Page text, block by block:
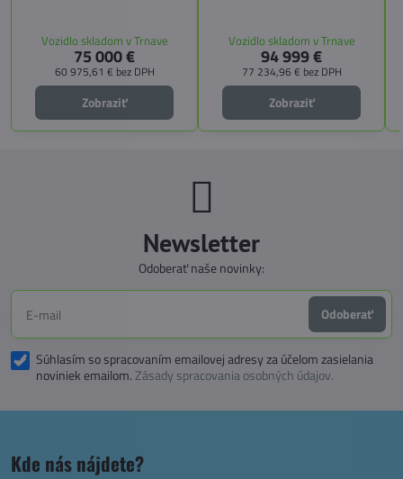
pozdĺžnemu lôžku a možnosti
doplniť predné prídavné lôžko.
Vozidlo skladom v Trnave
75 000 €
60 975,61 € bez DPH
Zobraziť
CITY, TECHNO, SICHERHEIT a
MEGA WINTER získate maximálnu
bezpečnosť, pohodlie a
technologické inovácie. Ideálna
voľba pre tých, ktorí hľadajú luxus,
funkčnosť a slobodu na cestách.
Vozidlo skladom v Trnave
94 999 €
77 234,96 € bez DPH
Zobraziť
Newsletter
Odoberať naše novinky:
Odoberať
Súhlasím so spracovaním emailovej adresy za účelom zasielania
noviniek emailom.Zásady spracovania osobných údajov.
Kde nás nájdete?